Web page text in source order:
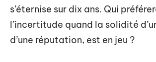
s’éternise sur dix ans. Qui
l’incertitude quand la solidité
d’une réputation, est en jeu ?